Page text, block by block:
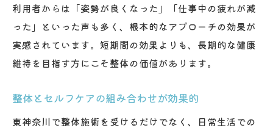
利用者からは「姿勢が良くなった」「仕事中の疲れが減
った」といった声も多く、根本的なアプローチの効果が
実感されています。短期間の効果よりも、長期的な健康
維持を目指す方にこそ整体の価値があります。
整体とセルフケアの組み合わせが効果的
東神奈川で整体施術を受けるだけでなく、日常生活での